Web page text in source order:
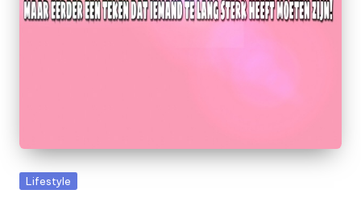
e
Geplaatst
Lifestyle